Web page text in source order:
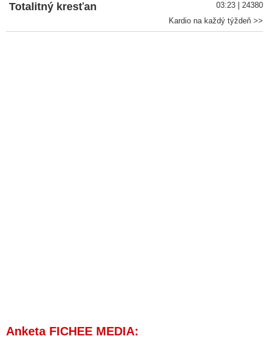
Totalitný kresťan
03:23 | 24380
Kardio na každý týždeň >>
Anketa FICHEE MEDIA: